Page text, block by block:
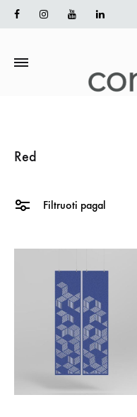
FacebookInstagramYoutubeLinkedin
Red
Filtruoti pagal